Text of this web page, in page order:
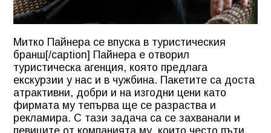
Митко Пайнера се впуска в туристическия
бранш[/caption] Пайнера е отворил
туристическа агенция, която предлага
екскурзии у нас и в чужбина. Пакетите са доста
атрактивни, добри и на изгодни цени като
фирмата му тепърва ще се разраства и
рекламира. С тази задача са се захванали и